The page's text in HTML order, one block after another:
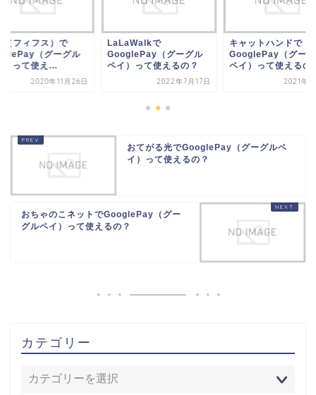
で
（グーグル
）って使えるの？
2022年7月17日
キャットハンドで
GooglePay（グーグル
ペイ）って使えるの？
2021年9月8日
fifth（フィフス）で
GooglePay（グー
ペイ）って使え...
2020年11
おてがる光でGooglePay（グーグルペ
イ）って使えるの？
おちゃのこネットでGooglePay（グー
グルペイ）って使えるの？
カテゴリー